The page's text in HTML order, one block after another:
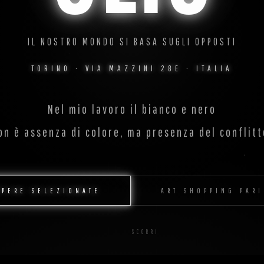
IL NOSTRO MONDO SI BASA SUGLI OPPOSTI
TORINO · VIA MAZZINI 28E · ITALIA
Nel mio lavoro il bianco e nero
è assenza di colore, ma presenza del
SELEZIONATE ART SHOPPING
SCORRI